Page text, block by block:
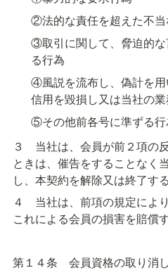
②法的な責任を超えた不当
③取引に関して、脅迫的
る行為
④風説を流布し、偽計を
信用を毀損し又は当社の
⑤その他前各号に準ずる行
３　当社は、会員が前２項の
ときは、催告をすることなく
し、本契約を解除又は終了す
４　当社は、前項の規定によ
これによる会員の損害を賠償
第１４条　会員資格の取り消し